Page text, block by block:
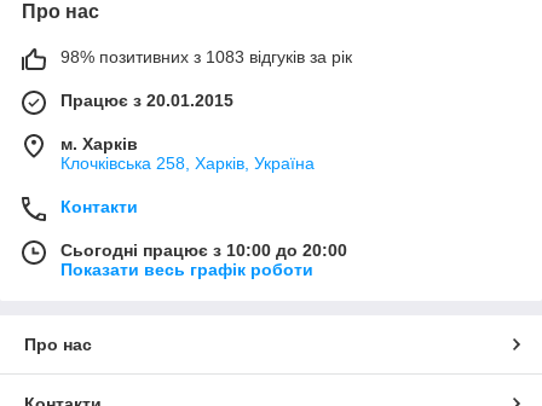
Про нас
98% позитивних з 1083 відгуків за рік
Працює з 20.01.2015
м. Харків
Клочкiвська 258, Харків, Україна
Контакти
Сьогодні працює з 10:00 до 20:00
Показати весь графік роботи
Про нас